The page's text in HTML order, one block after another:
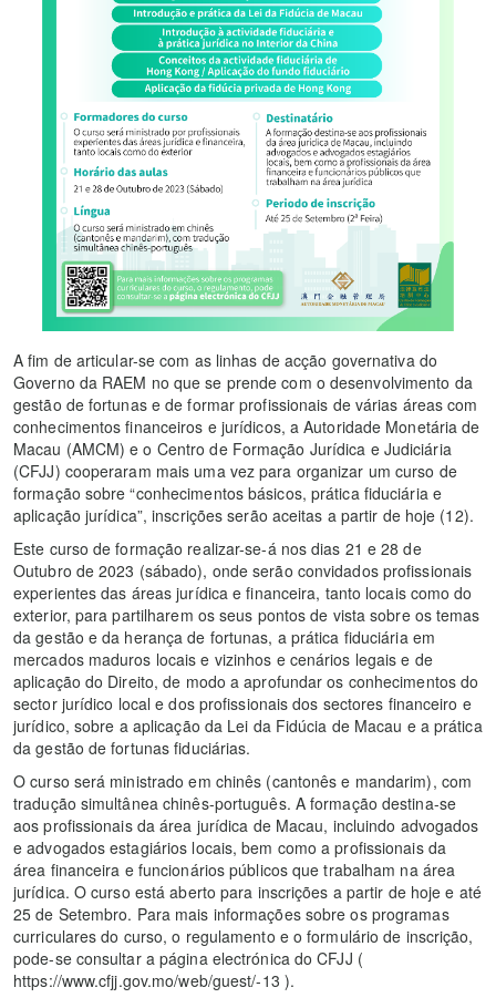
A fim de articular-se com as linhas de acção governativa do
Governo da RAEM no que se prende com o desenvolvimento da
gestão de fortunas e de formar profissionais de várias áreas com
conhecimentos financeiros e jurídicos, a Autoridade Monetária de
Macau (AMCM) e o Centro de Formação Jurídica e Judiciária
(CFJJ) cooperaram mais uma vez para organizar um curso de
formação sobre “conhecimentos básicos, prática fiduciária e
aplicação jurídica”, inscrições serão aceitas a partir de hoje (12).
Este curso de formação realizar-se-á nos dias 21 e 28 de
Outubro de 2023 (sábado), onde serão convidados profissionais
experientes das áreas jurídica e financeira, tanto locais como do
exterior, para partilharem os seus pontos de vista sobre os temas
da gestão e da herança de fortunas, a prática fiduciária em
mercados maduros locais e vizinhos e cenários legais e de
aplicação do Direito, de modo a aprofundar os conhecimentos do
sector jurídico local e dos profissionais dos sectores financeiro e
jurídico, sobre a aplicação da Lei da Fidúcia de Macau e a prática
da gestão de fortunas fiduciárias.
O curso será ministrado em chinês (cantonês e mandarim), com
tradução simultânea chinês-português. A formação destina-se
aos profissionais da área jurídica de Macau, incluindo advogados
e advogados estagiários locais, bem como a profissionais da
área financeira e funcionários públicos que trabalham na área
jurídica. O curso está aberto para inscrições a partir de hoje e até
25 de Setembro. Para mais informações sobre os programas
curriculares do curso, o regulamento e o formulário de inscrição,
pode-se consultar a página electrónica do CFJJ (
https://www.cfjj.gov.mo/web/guest/-13 ).